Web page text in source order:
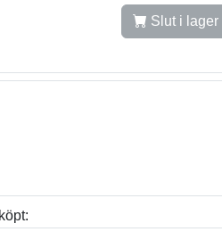
Slut i lager